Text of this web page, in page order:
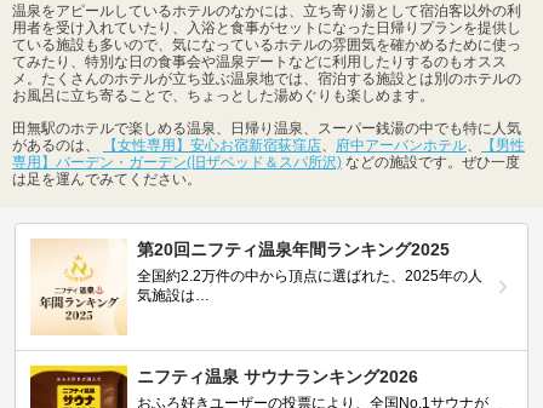
温泉をアピールしているホテルのなかには、立ち寄り湯として宿泊客以外の利
用者を受け入れていたり、入浴と食事がセットになった日帰りプランを提供し
ている施設も多いので、気になっているホテルの雰囲気を確かめるために使っ
てみたり、特別な日の食事会や温泉デートなどに利用したりするのもオスス
メ。たくさんのホテルが立ち並ぶ温泉地では、宿泊する施設とは別のホテルの
お風呂に立ち寄ることで、ちょっとした湯めぐりも楽しめます。
田無駅のホテルで楽しめる温泉、日帰り温泉、スーパー銭湯の中でも特に人気
があるのは、
【女性専用】安心お宿新宿荻窪店 府中アーバンホテル
【男性
専用】バーデン・ガーデン(旧ザベッド＆スパ所沢) などの施設です。ぜひ一度
は足を運んでみてください。
第20回ニフティ温泉年間ランキング2025
全国約2.2万件の中から頂点に選ばれた、2025年の人
気施設は…
ニフティ温泉 サウナランキング2026
おふろ好きユーザーの投票により、全国No.1サウナが